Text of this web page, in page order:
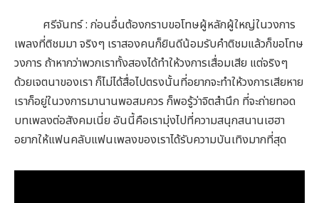
ศรีจันทร์ : ก่อนอื่นต้องกราบขอโทษผู้หลักผู้ใหญ่ในวงการ
เพลงที่ติชมมา จริงๆ เราสองคนก็ยินดีน้อมรับคำติชมแล้วก็ขอโทษ
วงการ ถ้าหากว่าพวกเราทั้งสองได้ทำให้วงการเสื่อมเสีย แต่จริงๆ
ด้วยเจตนาของเรา ก็ไม่ได้สื่อไปตรงนั้นที่อยากจะทำให้วงการเสียหาย
เราก็อยู่ในวงการมานานพอสมควร ก็พอรู้ว่าจิตสำนึก ที่จะถ่ายทอด
บทเพลงต่อสังคมเนี่ย อันนี้คือเรามุ่งไปที่ความสนุกสนานเฮฮา
อยากให้แฟนคลับแฟนเพลงของเราได้รับความบันเทิงมากที่สุด